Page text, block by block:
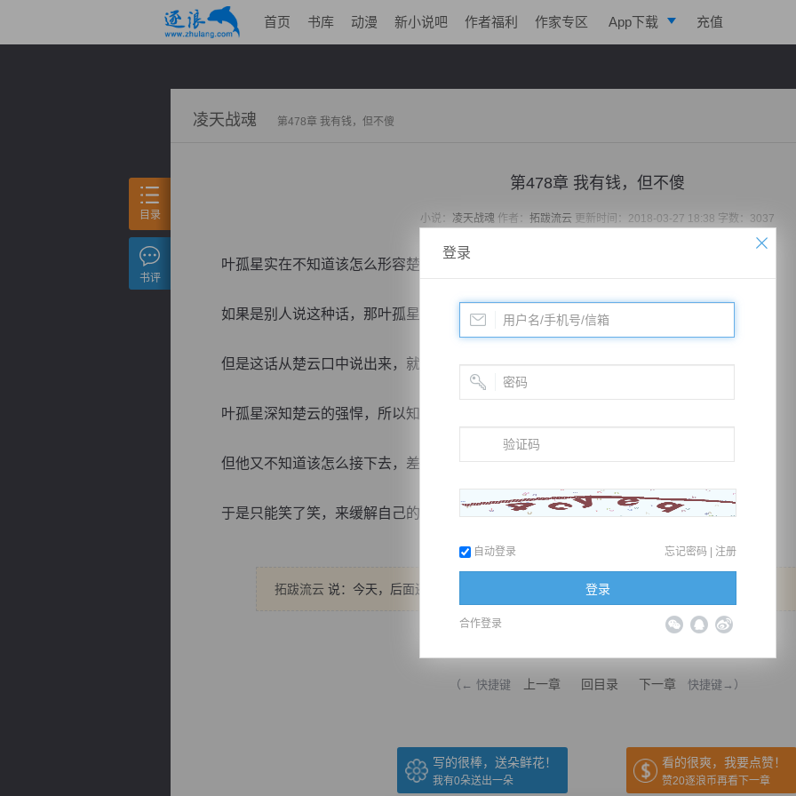
首页 书库 动漫 新小说吧 作者福利 作家专区 App下载 充值
凌天战魂 第478章 我有钱，但不傻
第478章 我有钱，但不傻
小说： 凌天战魂 作者： 拓跋流云更新时间：2018-03-27 18:38 字数：3037
叶孤星实在不知道该怎么形容楚云了。
如果是别人说这种话，那叶孤星一定会以为他在装b。
但是这话从楚云口中说出来，就是实实在在正儿八经的了。
叶孤星深知楚云的强悍，所以知道这不是玩笑。
但他又不知道该怎么接下去，差距太大，自己无论怎么接都不太好。
于是只能笑了笑，来缓解自己的尴...
拓跋流云 说：今天，后面还会有三章！
（← 快捷键 上一章 回目录 下一章 快捷键→）
写的很棒，送朵鲜花！
我有0朵送出一朵
看的很爽，我要点赞！
赞20逐浪币再看下一章
目录
书评
登录
自动登录 忘记密码 | 注册
登录
合作登录